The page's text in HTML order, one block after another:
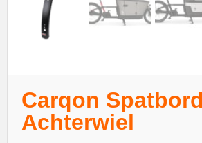
Carqon Spatbord
Achterwiel